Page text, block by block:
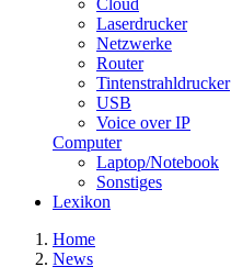
Laserdrucker
Netzwerke
Router
Tintenstrahldrucker
USB
Voice over IP
Computer
Laptop/Notebook
Sonstiges
Lexikon
Home
News